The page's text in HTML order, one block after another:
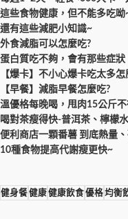
這些食物健康，但不能多吃呦
還有這些減肥小知識~
外食減脂可以怎麼吃?
蛋白質吃不夠，會有那些症狀
【爆卡】不小心爆卡吃太多怎
【早餐】減脂早餐怎麼吃?
溫優格每晚喝，甩肉15公斤
喝對茶瘦得快-普洱茶、檸檬
便利商店一顆番薯 到底熱量
10種食物提高代謝瘦更快~
健身餐健康健康飲食優格均衡